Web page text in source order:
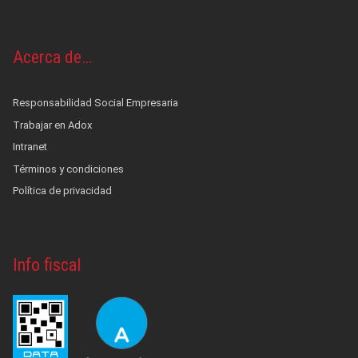
Acerca de…
Responsabilidad Social Empresaria
Trabajar en Adox
Intranet
Términos y condiciones
Política de privacidad
Info fiscal